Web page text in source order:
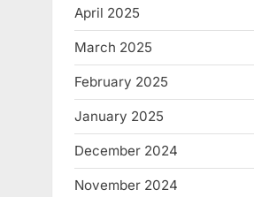
April 2025
March 2025
February 2025
January 2025
December 2024
November 2024